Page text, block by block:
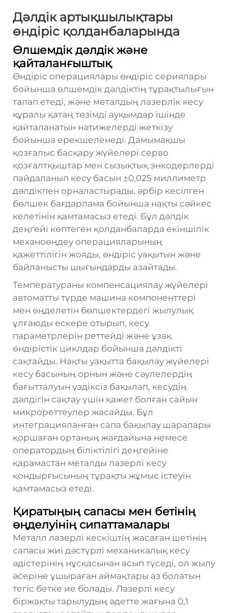
Дәлдік артықшылықтары
өндіріс қолданбаларында
Өлшемдік дәлдік және
қайталанғыштық
Өндіріс операциялары өндіріс сериялары
бойынша өлшемдік дәлдіктің тұрақтылығын
талап етеді, және металдың лазерлік кесу
құралы қатаң төзімді ауқымдар ішінде
қайталанатын нәтижелерді жеткізу
бойынша ерекшеленеді. Дамымақшы
қозғалыс басқару жүйелері серво
қозғалтқыштар мен сызықтық энкодерлерді
пайдаланып кесу басын ±0,025 миллиметр
дәлдікпен орналастырады, әрбір кесілген
бөлшек бағдарлама бойынша нақты сәйкес
келетінін қамтамасыз етеді. Бұл дәлдік
деңгейі көптеген қолданбаларда екіншілік
механоөңдеу операцияларының
қажеттілігін жояды, өндіріс уақытын және
байланысты шығындарды азайтады.
Температураны компенсациялау жүйелері
автоматты түрде машина компоненттері
мен өңделетін бөлшектердегі жылулық
ұлғаюды ескере отырып, кесу
параметрлерін реттейді және ұзақ
өндірістік циклдар бойынша дәлдікті
сақтайды. Нақты уақытта бақылау жүйелері
кесу басының орнын және сәулелердің
бағытталуын үздіксіз бақылап, кесудің
дәлдігін сақтау үшін қажет болған сайын
микрореттеулер жасайды. Бұл
интеграцияланған сапа бақылау шаралары
қоршаған ортаның жағдайына немесе
оператордың біліктілігі деңгейіне
қарамастан металды лазерлі кесу
қондырғысының тұрақты жұмыс істеуін
қамтамасыз етеді.
Қиратыңың сапасы мен бетінің
өңделуінің сипаттамалары
Металл лазерлі кескіштің жасаған шетінің
сапасы жиі дәстүрлі механикалық кесу
әдістерінің нұсқасынан асып түседі, ол жылу
әсеріне ұшыраған аймақтары аз болатын
тегіс бетке ие болады. Лазерлі кесу
біржақты тарылудың әдетте жағына 0,1